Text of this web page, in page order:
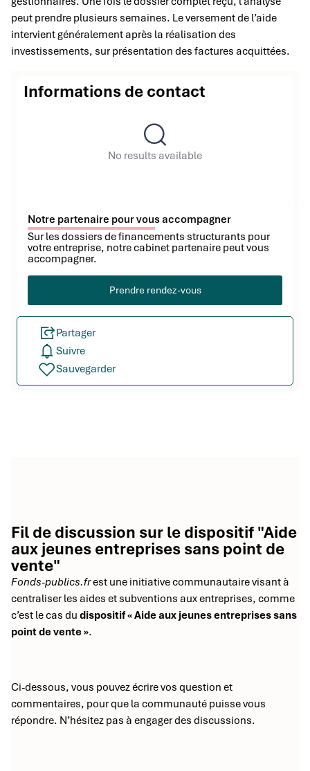
peut prendre plusieurs semaines. Le versement de l’aide
intervient généralement après la réalisation des
investissements, sur présentation des factures acquittées.
Informations de contact
No results available
Notre partenaire pour vous accompagner
Sur les dossiers de financements structurants pour
votre entreprise, notre cabinet partenaire peut vous
accompagner.
Prendre rendez-vous
Partager
Suivre
Sauvegarder
Fil de discussion sur le dispositif "Aide
aux jeunes entreprises sans point de
vente"
Fonds-publics.frest une initiative communautaire visant à
centraliser les aides et subventions aux entreprises, comme
c’est le cas du dispositif « Aide aux jeunes entreprises sans
point de vente ».
Ci-dessous, vous pouvez écrire vos question et
commentaires, pour que la communauté puisse vous
répondre. N’hésitez pas à engager des discussions.